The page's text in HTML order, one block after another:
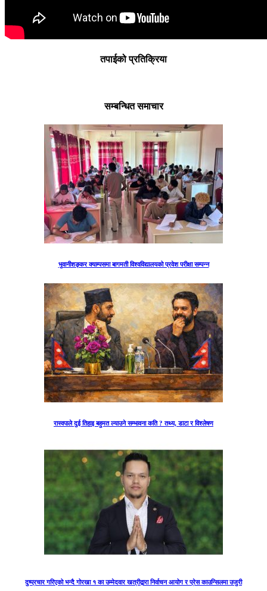
तपाईको प्रतिक्रिया
सम्बन्धित समाचार
भुवानीशङ्कर क्याम्पसमा बागमती विश्वविद्यालयको प्रवेश परीक्षा सम्पन्न
रास्वपाले दुई तिहाइ बहुमत ल्याउने सम्भावना कति ? तथ्य, डाटा र विश्लेषण
दुष्प्रचार गरिएको भन्दै गोरखा १ का उम्मेदवार खत्रीद्वारा निर्वाचन आयोग र प्रेस काउन्सिलमा उजुरी